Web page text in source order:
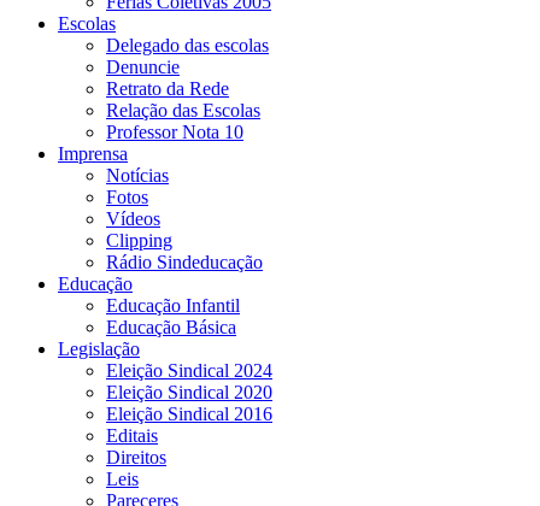
Escolas
Delegado das escolas
Denuncie
Retrato da Rede
Relação das Escolas
Professor Nota 10
Imprensa
Notícias
Fotos
Vídeos
Clipping
Rádio Sindeducação
Educação
Educação Infantil
Educação Básica
Legislação
Eleição Sindical 2024
Eleição Sindical 2020
Eleição Sindical 2016
Editais
Direitos
Leis
Pareceres